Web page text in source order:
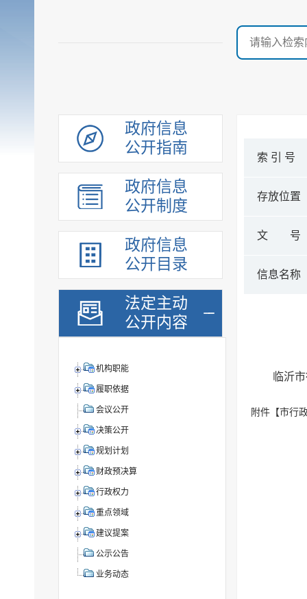
政府信息
公开指南
政府信息
公开制度
政府信息
公开目录
法定主动
公开内容
机构职能
履职依据
会议公开
决策公开
规划计划
财政预决算
行政权力
重点领域
建议提案
公示公告
业务动态
索 引 号
存放位置
文 号
信息名称
临沂
附件【市行